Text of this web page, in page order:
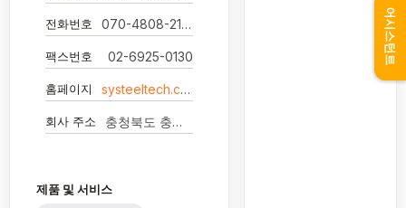
전화번호 070-4808-2189
팩스번호 02-6925-0130
홈페이지 systeeltech.com/
회사 주소 충청북도 충주시 엄정면 세고개로 154
제품 및 서비스
어시스턴트